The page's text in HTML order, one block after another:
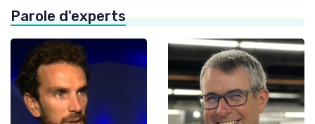
Parole d'experts